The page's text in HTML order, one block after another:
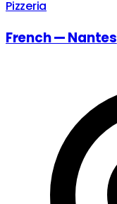
Pizzeria
French — Nantes